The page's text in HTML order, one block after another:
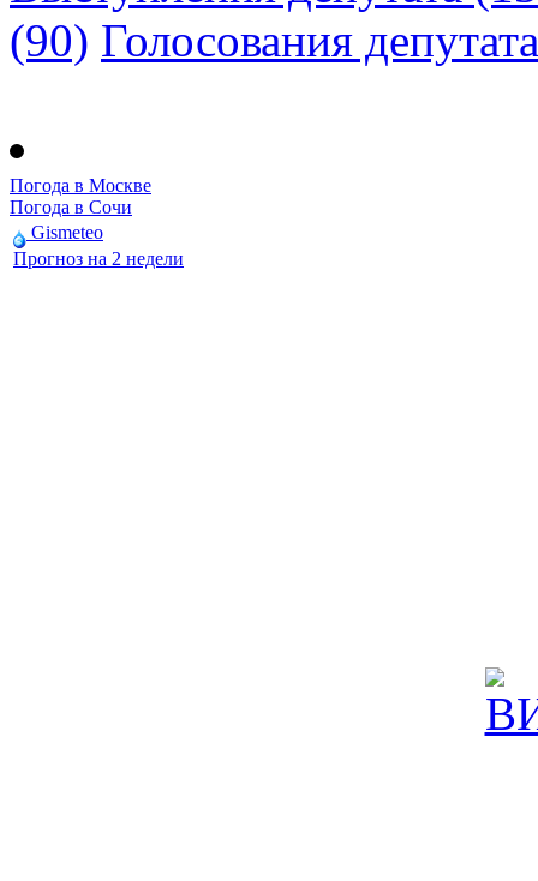
(90) Голосования депутата
Погода в Москве
Погода в Сочи
Gismeteo
Прогноз на 2 недели